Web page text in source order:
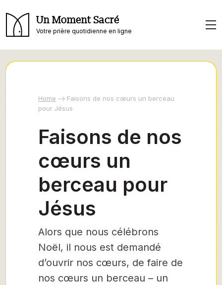
Un Moment Sacré
Votre prière quotidienne en ligne
Home
Faisons de nos cœurs un berceau
pour Jésus
Faisons de nos
cœurs un
berceau pour
Jésus
Alors que nous célébrons
Noël, il nous est demandé
d’ouvrir nos cœurs, de faire de
nos cœurs un berceau – un